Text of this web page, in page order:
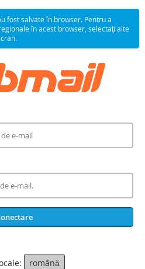
fost salvate în browser. Pentru a
în acest browser, selectaţi alte
română